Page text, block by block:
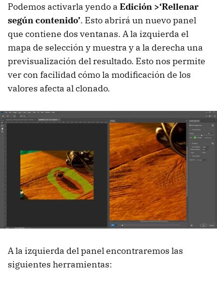
Podemos activarla yendo a Edición >‘Rellenar
según contenido’. Esto abrirá un nuevo panel
que contiene dos ventanas. A la izquierda el
mapa de selección y muestra y a la derecha una
previsualización del resultado. Esto nos permite
ver con facilidad cómo la modificación de los
valores afecta al clonado.
A la izquierda del panel encontraremos las
siguientes herramientas: